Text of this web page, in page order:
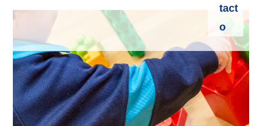
tact
o